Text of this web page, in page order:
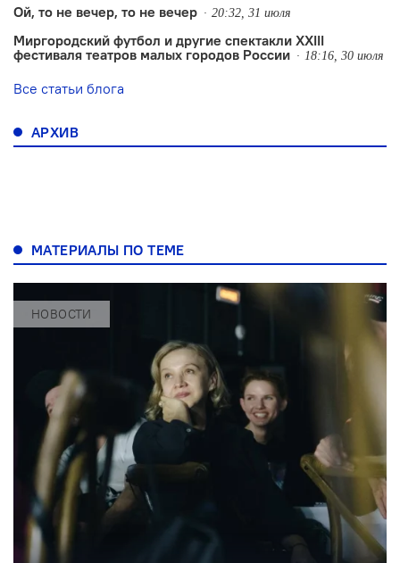
Ой, то не вечер, то не вечер 20:32, 31 июля
Миргородский футбол и другие спектакли XXIII
фестиваля театров малых городов России
18:16, 30 июля
Все статьи блога
АРХИВ
МАТЕРИАЛЫ ПО ТЕМЕ
НОВОСТИ